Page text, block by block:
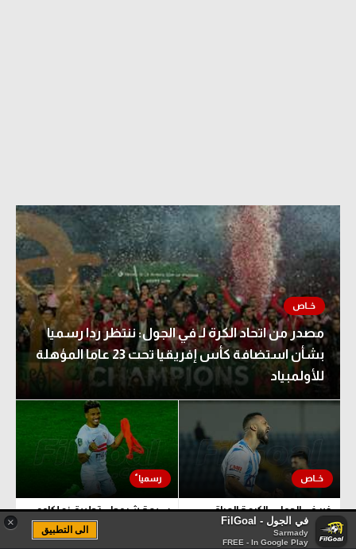
مصدر من اتحاد الكرة لـ في الجول: ننتظر ردا رسميا
بشأن استضافة كأس إفريقيا تحت 23 عاما المؤهلة
للأولمبياد
خبر في الجول - الكرمة العراقي
يقترب من ضم مروان حمدي
سبعة شروط.. تطبيق زملكاوي
يكشف تفاصيل مفاوضات شباب
الأهلي لضم بيزيرا قبل غلق الملف
× في الجول - FilGoal
Sarmady
FREE - In Google Play
الى التطبيق